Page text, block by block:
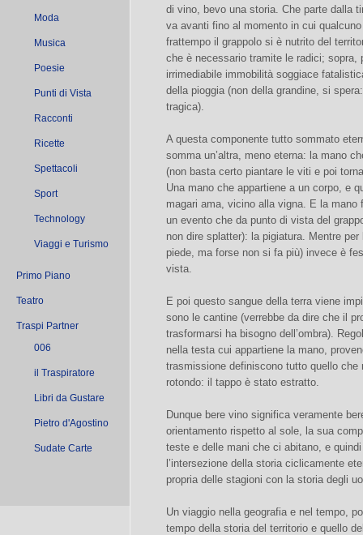
Moda
Musica
Poesie
Punti di Vista
Racconti
Ricette
Spettacoli
Sport
Technology
Viaggi e Turismo
Primo Piano
Teatro
Traspi Partner
006
il Traspiratore
Libri da Gustare
Pietro d'Agostino
Sudate Carte
di vino, bevo una storia. Che parte dalla
va avanti fino al momento in cui
frattempo il grappolo si è nutrito del
che è necessario tramite le radici; sopra,
irrimediabile immobilità soggiace
della pioggia (non della grandine, si
tragica).
A questa componente tutto sommato
somma un’altra, meno eterna: la mano
(non basta certo piantare le viti e poi
Una mano che appartiene a un corpo, e
magari ama, vicino alla vigna. E la
un evento che da punto di vista del
non dire splatter): la pigiatura. Mentre
piede, ma forse non si fa più) invece è
vista.
E poi questo sangue della terra viene
sono le cantine (verrebbe da dire che il
trasformarsi ha bisogno dell’ombra).
nella testa cui appartiene la mano,
trasmissione definiscono tutto quello che
rotondo: il tappo è stato estratto.
Dunque bere vino significa veramente
orientamento rispetto al sole, la sua
teste e delle mani che ci abitano, e
l’intersezione della storia ciclicamente
propria delle stagioni con la storia degli
Un viaggio nella geografia e nel tempo,
tempo della storia del territorio e quello